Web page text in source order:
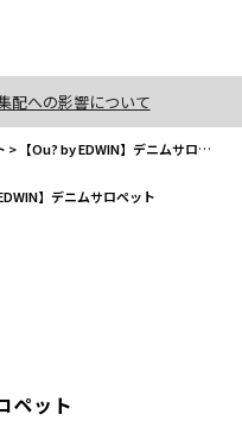
配への影響について
> 【Ou? by EDWIN】デニムサロペット
】デニムサロペット
ペット